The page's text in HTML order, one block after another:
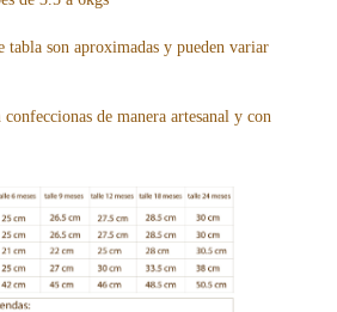
tabla son aproximadas y pueden variar
confeccionas de manera artesanal y con